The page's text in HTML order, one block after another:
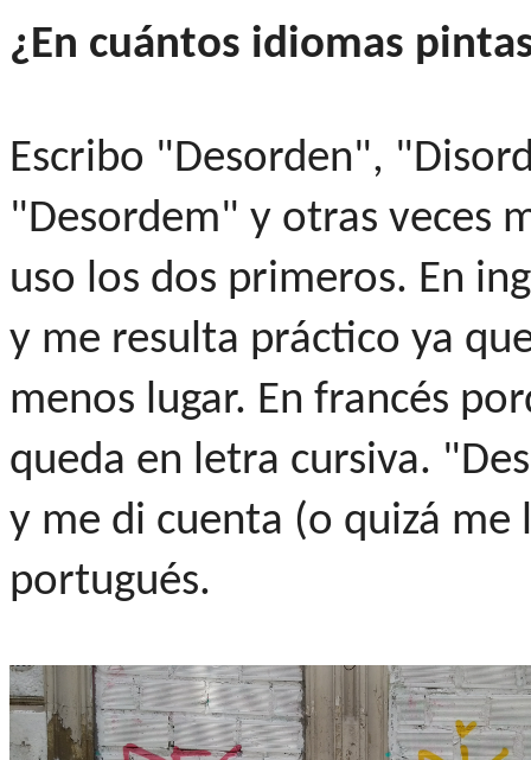
¿En cuántos idiomas
Escribo "Desorden",
"Desordem" y otras veces
uso los dos primeros. En
y me resulta práctico ya
menos lugar. En francés
queda en letra cursiva.
y me di cuenta (o quizá
portugués.